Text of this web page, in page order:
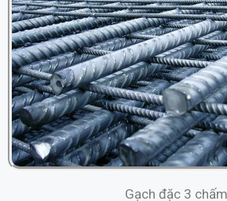
Gạch đặc 3 chấm